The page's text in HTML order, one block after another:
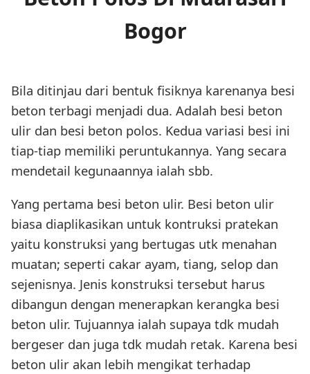
Bogor
Bila ditinjau dari bentuk fisiknya karenanya besi
beton terbagi menjadi dua. Adalah besi beton
ulir dan besi beton polos. Kedua variasi besi ini
tiap-tiap memiliki peruntukannya. Yang secara
mendetail kegunaannya ialah sbb.
Yang pertama besi beton ulir. Besi beton ulir
biasa diaplikasikan untuk kontruksi pratekan
yaitu konstruksi yang bertugas utk menahan
muatan; seperti cakar ayam, tiang, selop dan
sejenisnya. Jenis konstruksi tersebut harus
dibangun dengan menerapkan kerangka besi
beton ulir. Tujuannya ialah supaya tdk mudah
bergeser dan juga tdk mudah retak. Karena besi
beton ulir akan lebih mengikat terhadap